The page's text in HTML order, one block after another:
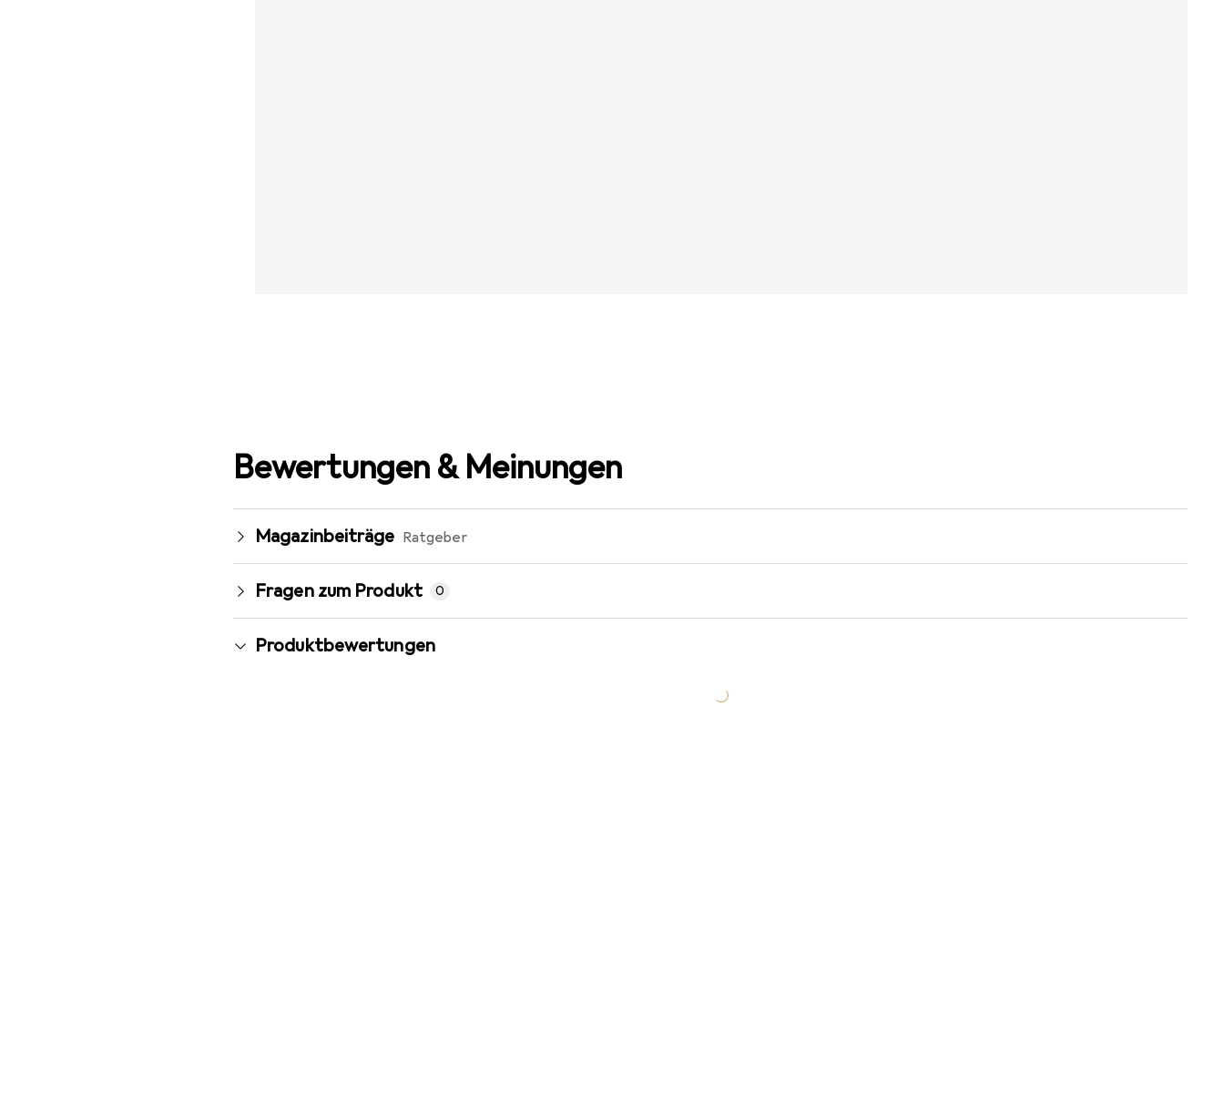
Bewertungen & Meinungen
Magazinbeiträge Ratgeber
Fragen zum Produkt 0
Produktbewertungen